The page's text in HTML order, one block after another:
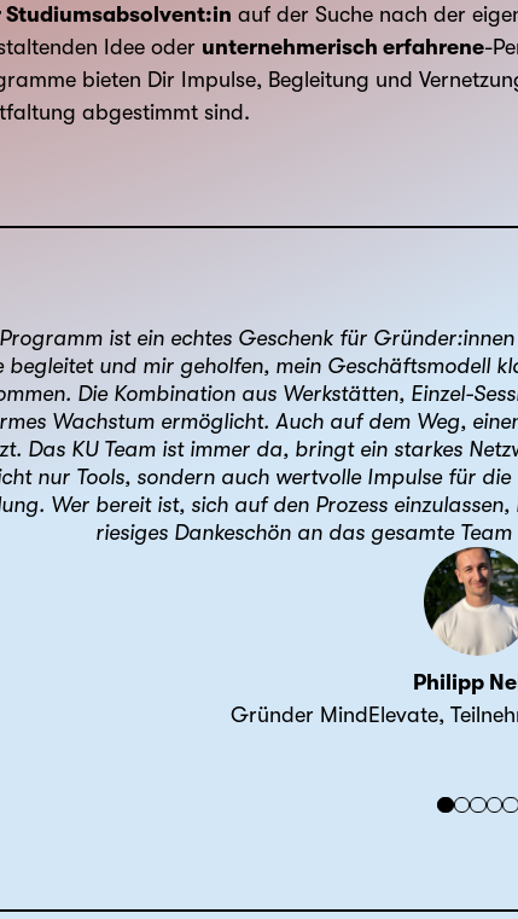
Studiumsabsolvent:in auf der Suche nach der
Idee oder unternehmerisch erfahrene-
bieten Dir Impulse, Begleitung und
abgestimmt sind.
ist ein echtes Geschenk für
begleitet und mir geholfen, mein Geschäftsmodell
Die Kombination aus Werkstätten, Einzel-
Wachstum ermöglicht. Auch auf dem Weg,
Das KU Team ist immer da, bringt ein starkes
nur Tools, sondern auch wertvolle Impulse für
Wer bereit ist, sich auf den Prozess
riesiges Dankeschön an das gesamte
Philipp
Gründer MindElevate,